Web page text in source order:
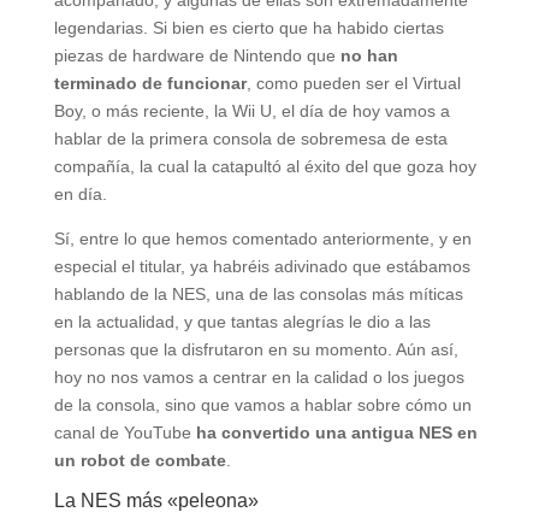
legendarias. Si bien es cierto que ha habido ciertas
piezas de hardware de Nintendo que no han
terminado de funcionar, como pueden ser el Virtual
Boy, o más reciente, la Wii U, el día de hoy vamos a
hablar de la primera consola de sobremesa de esta
compañía, la cual la catapultó al éxito del que goza hoy
en día.
Sí, entre lo que hemos comentado anteriormente, y en
especial el titular, ya habréis adivinado que estábamos
hablando de la NES, una de las consolas más míticas
en la actualidad, y que tantas alegrías le dio a las
personas que la disfrutaron en su momento. Aún así,
hoy no nos vamos a centrar en la calidad o los juegos
de la consola, sino que vamos a hablar sobre cómo un
canal de YouTube ha convertido una antigua NES en
un robot de combate.
La NES más «peleona»